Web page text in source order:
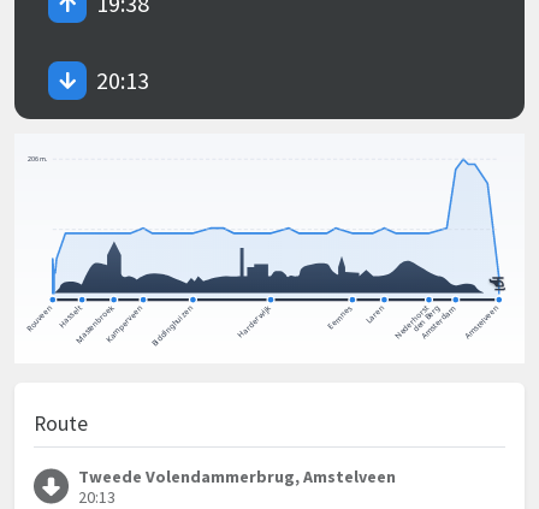
20:13
Route
Tweede Volendammerbrug, Amstelveen
20:13